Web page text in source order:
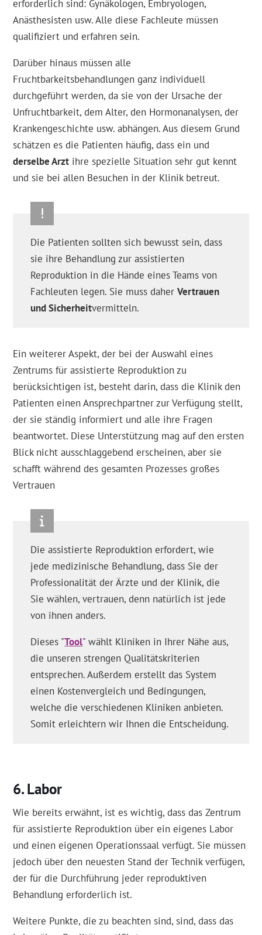
erforderlich sind: Gynäkologen, Embryologen,
Anästhesisten usw. Alle diese Fachleute müssen
qualifiziert und erfahren sein.
Darüber hinaus müssen alle
Fruchtbarkeitsbehandlungen ganz individuell
durchgeführt werden, da sie von der Ursache der
Unfruchtbarkeit, dem Alter, den Hormonanalysen, der
Krankengeschichte usw. abhängen. Aus diesem Grund
schätzen es die Patienten häufig, dass ein und
derselbe Arzt ihre spezielle Situation sehr gut kennt
und sie bei allen Besuchen in der Klinik betreut.
Die Patienten sollten sich bewusst sein, dass
sie ihre Behandlung zur assistierten
Reproduktion in die Hände eines Teams von
Fachleuten legen. Sie muss daherVertrauen
und Sicherheitvermitteln.
Ein weiterer Aspekt, der bei der Auswahl eines
Zentrums für assistierte Reproduktion zu
berücksichtigen ist, besteht darin, dass die Klinik den
Patienten einen Ansprechpartner zur Verfügung stellt,
der sie ständig informiert und alle ihre Fragen
beantwortet. Diese Unterstützung mag auf den ersten
Blick nicht ausschlaggebend erscheinen, aber sie
schafft während des gesamten Prozesses großes
Vertrauen
Die assistierte Reproduktion erfordert, wie
jede medizinische Behandlung, dass Sie der
Professionalität der Ärzte und der Klinik, die
Sie wählen, vertrauen, denn natürlich ist jede
von ihnen anders.
Dieses "Tool" wählt Kliniken in Ihrer Nähe aus,
die unseren strengen Qualitätskriterien
entsprechen. Außerdem erstellt das System
einen Kostenvergleich und Bedingungen,
welche die verschiedenen Kliniken anbieten.
Somit erleichtern wir Ihnen die Entscheidung.
Labor
Wie bereits erwähnt, ist es wichtig, dass das Zentrum
für assistierte Reproduktion über ein eigenes Labor
und einen eigenen Operationssaal verfügt. Sie müssen
jedoch über den neuesten Stand der Technik verfügen,
der für die Durchführung jeder reproduktiven
Behandlung erforderlich ist.
Weitere Punkte, die zu beachten sind, sind, dass das